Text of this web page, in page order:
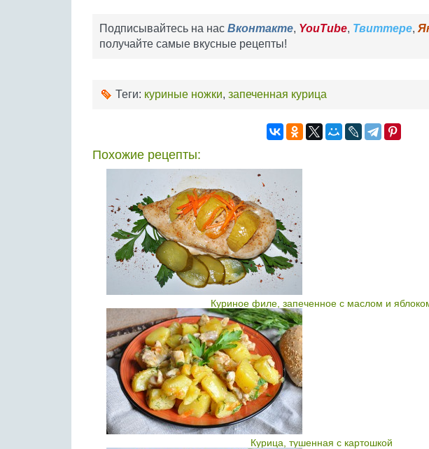
Подписывайтесь на нас Вконтакте, YouTube, Твиттере,
получайте самые вкусные рецепты!
Теги: куриные ножки, запеченная курица
Похожие рецепты:
Куриное филе, запеченное с маслом и
Курица, тушенная с картошкой